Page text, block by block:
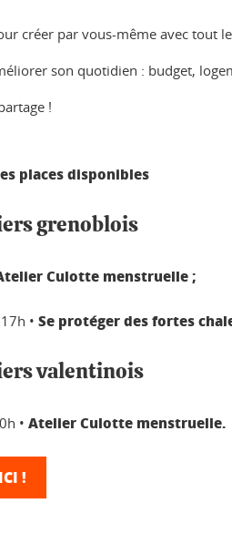
créer par vous-même avec tout
son quotidien : budget,
!
places disponibles
grenoblois
Culotte menstruelle ;
• Se protéger des fortes
valentinois
• Atelier Culotte menstruelle.
!